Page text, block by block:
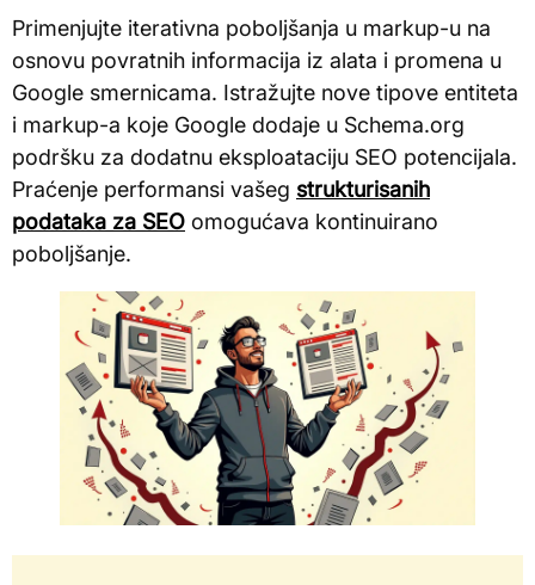
Primenjujte iterativna poboljšanja u markup-u na
osnovu povratnih informacija iz alata i promena u
Google smernicama. Istražujte nove tipove entiteta
i markup-a koje Google dodaje u Schema.org
podršku za dodatnu eksploataciju SEO potencijala.
Praćenje performansi vašeg strukturisanih
podataka za SEO omogućava kontinuirano
poboljšanje.